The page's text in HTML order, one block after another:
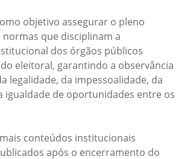
objetivo assegurar o pleno
que disciplinam a
dos órgãos públicos
eleitoral, garantindo a observância
legalidade, da impessoalidade, da
igualdade de oportunidades entre os
conteúdos institucionais
após o encerramento do